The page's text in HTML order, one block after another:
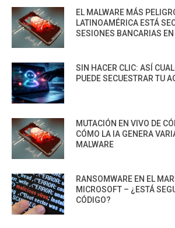
EL MALWARE MÁS
LATINOAMÉRICA ESTÁ
SESIONES BANCARIAS
SIN HACER CLIC: ASÍ
PUEDE SECUESTRAR TU
MUTACIÓN EN VIVO DE
CÓMO LA IA GENERA
MALWARE
RANSOMWARE EN EL
MICROSOFT – ¿ESTÁ
CÓDIGO?